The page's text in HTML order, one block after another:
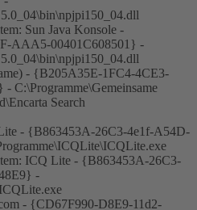
Sun Java Konsole -
AAA5-00401C608501} -
- {B205A35E-1FC4-4CE3-
C:\Programme\Gemeinsame
Search
- {B863453A-26C3-4e1f-A54D-
ICQ Lite - {B863453A-26C3-
-
- {CD67F990-D8E9-11d2-